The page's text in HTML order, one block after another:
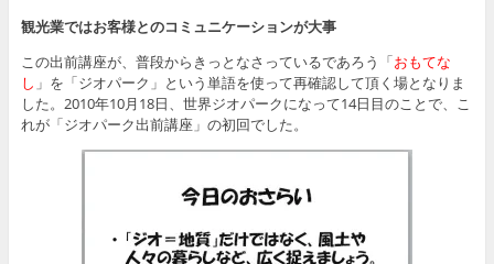
観光業ではお客様とのコミュニケーションが大事
この出前講座が、普段からきっとなさっているであろう「おもてな
し 」を「ジオパーク」という単語を使って再確認して頂く場となりま
した。2010年10月18日、世界ジオパークになって14日目のことで、こ
れが「ジオパーク出前講座」の初回でした。